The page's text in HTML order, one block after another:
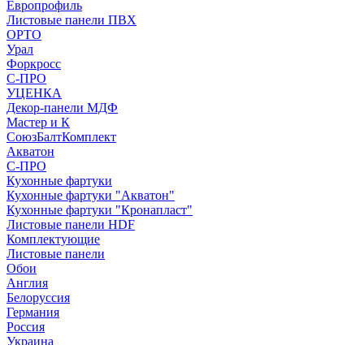
Европрофиль
Листовые панели ПВХ
ОРТО
Урал
Форкросс
С-ПРО
УЦЕНКА
Декор-панели МДФ
Мастер и К
СоюзБалтКомплект
Акватон
С-ПРО
Кухонные фартуки
Кухонные фартуки "Акватон"
Кухонные фартуки "Кронапласт"
Листовые панели HDF
Комплектующие
Листовые панели
Обои
Англия
Белоруссия
Германия
Россия
Украина